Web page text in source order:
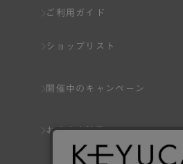
ご利用ガイド
ショップリスト
開催中のキャンペーン
おすすめ特集